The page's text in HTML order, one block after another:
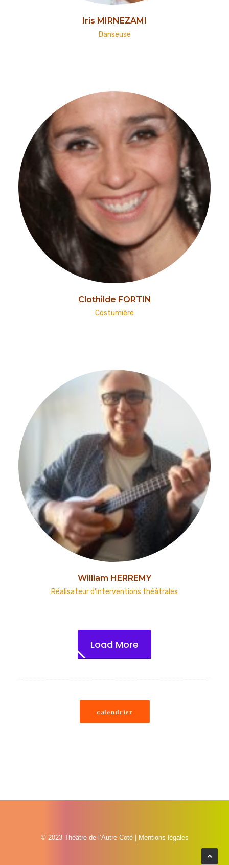
Iris MIRNEZAMI
Danseuse
Clothilde FORTIN
Costumière
William HERREMY
Réalisateur d'interventions théâtrales
Load More
calendrier
© 2023 Théâtre de l’Autre Coté | Mentions légales